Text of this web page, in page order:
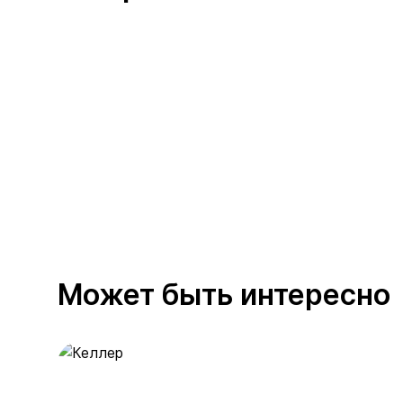
Может быть интересно